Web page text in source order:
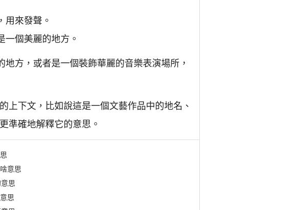
用來發聲。
個美麗的地方。
方，或者是一個裝飾華麗的音樂表演場所，
上下文，比如說這是一個文藝作品中的地名、
準確地解釋它的意思。
意思
思
思